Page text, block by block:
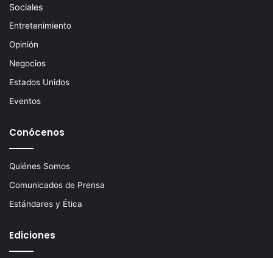
Sociales
Entretenimiento
Opinión
Negocios
Estados Unidos
Eventos
Conócenos
Quiénes Somos
Comunicados de Prensa
Estándares y Ética
Ediciones